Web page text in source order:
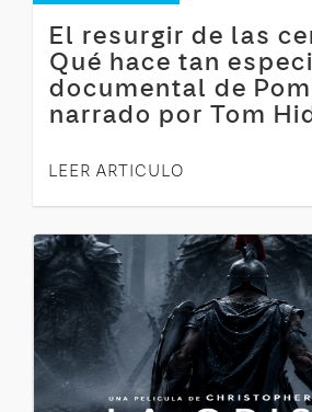
El resurgir de las
Qué hace tan
documental de
narrado por Tom
LEER ARTICULO